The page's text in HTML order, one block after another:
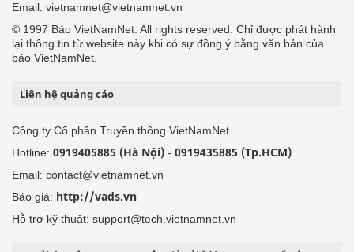
Email: vietnamnet@vietnamnet.vn
© 1997 Báo VietNamNet. All rights reserved. Chỉ được phát hành
lại thông tin từ website này khi có sự đồng ý bằng văn bản của
báo VietNamNet.
Liên hệ quảng cáo
Công ty Cổ phần Truyền thông VietNamNet
Hotline: 0919405885 (Hà Nội) - 0919435885 (Tp.HCM)
Email: contact@vietnamnet.vn
Báo giá: http://vads.vn
Hỗ trợ kỹ thuật: support@tech.vietnamnet.vn